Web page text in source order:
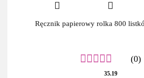
Ręcznik papierowy rolka 800
(0)
35.19